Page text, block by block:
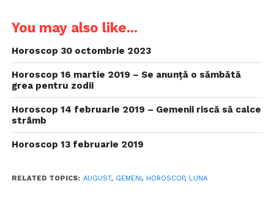
You may also like...
Horoscop 30 octombrie 2023
Horoscop 16 martie 2019 – Se anunță o sămbătă
grea pentru zodii
Horoscop 14 februarie 2019 – Gemenii riscă să calce
strâmb
Horoscop 13 februarie 2019
RELATED TOPICS: AUGUST, GEMENI, HOROSCOP, LUNA